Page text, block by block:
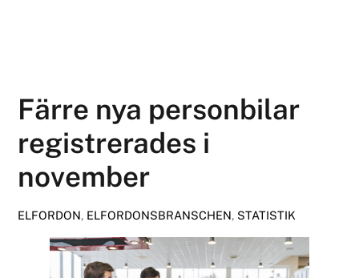
Färre nya personbilar
registrerades i
november
ELFORDON, ELFORDONSBRANSCHEN, STATISTIK